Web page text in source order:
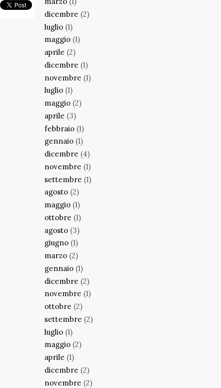
dicembre (2)
luglio (1)
maggio (1)
aprile (2)
dicembre (1)
novembre (1)
luglio (1)
maggio (2)
aprile (3)
febbraio (1)
gennaio (1)
dicembre (4)
novembre (1)
settembre (1)
agosto (2)
maggio (1)
ottobre (1)
agosto (3)
giugno (1)
marzo (2)
gennaio (1)
dicembre (2)
novembre (1)
ottobre (2)
settembre (2)
luglio (1)
maggio (2)
aprile (1)
dicembre (2)
novembre (2)